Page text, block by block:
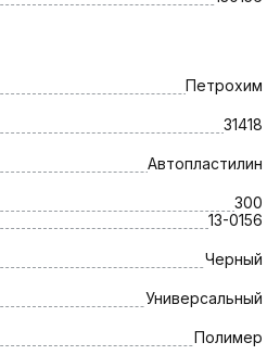
Петрохим
31418
Автопластилин
300
13-0156
Черный
Универсальный
Полимер